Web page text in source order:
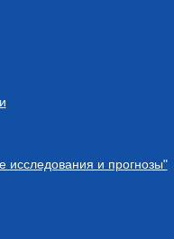
исследования и прогнозы"